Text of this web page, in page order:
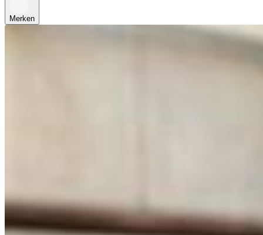
Merken